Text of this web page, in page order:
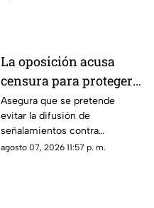
La oposición acusa
censura para proteger a
presuntos
narcopolíticos
vinculados a la 4T
Asegura que se pretende
evitar la difusión de
señalamientos contra
presuntos narcopolíticos
agosto 07, 2026 11:57 p. m.